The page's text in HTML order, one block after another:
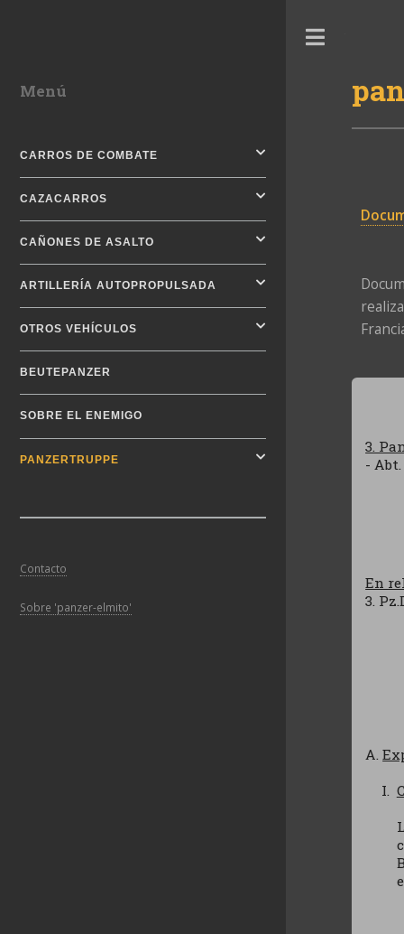
3.
-
En
3.
A.
Menú
CARROS DE COMBATE
CAZACARROS
CAÑONES DE ASALTO
ARTILLERÍA AUTOPROPULSADA
OTROS VEHÍCULOS
BEUTEPANZER
SOBRE EL ENEMIGO
PANZERTRUPPE
Contacto
Sobre 'panzer-elmito'